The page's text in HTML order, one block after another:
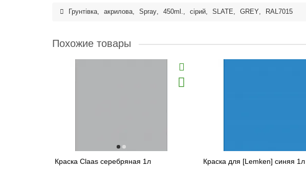
Грунтівка, акрилова, Spray, 450ml., сірий, SLATE, GREY, RAL7015
Похожие товары
Краска Claas серебряная 1л Краска для [Lemken] синяя 1л